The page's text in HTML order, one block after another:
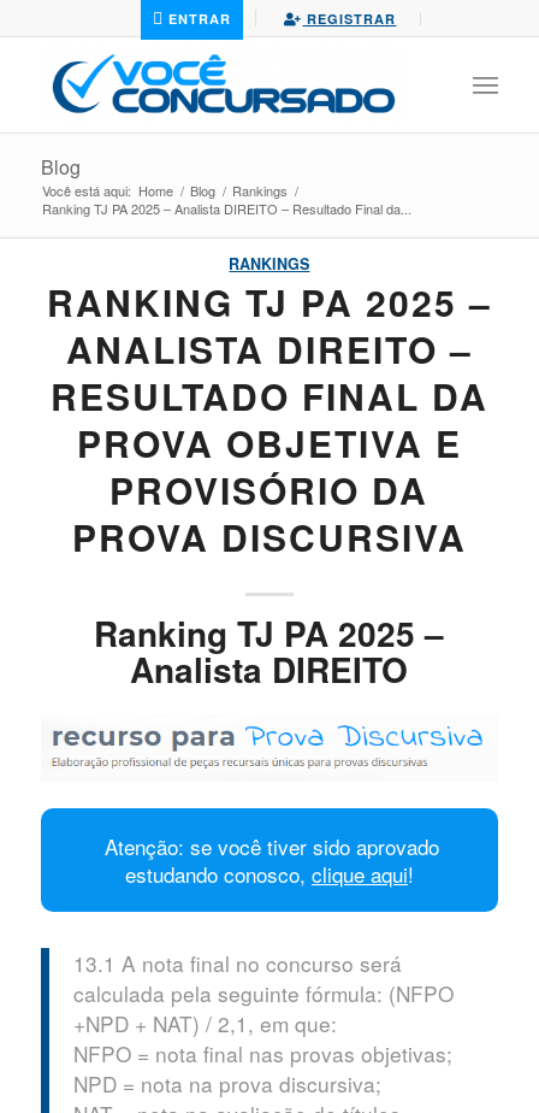
ENTRAR REGISTRAR
Blog
Você está aqui: Home / Blog / Rankings /
Ranking TJ PA 2025 – Analista DIREITO – Resultado Final da...
RANKINGS
RANKING TJ PA 2025 –
ANALISTA DIREITO –
RESULTADO FINAL DA
PROVA OBJETIVA E
PROVISÓRIO DA
PROVA DISCURSIVA
Ranking TJ PA 2025 –
Analista DIREITO
Atenção: se você tiver sido aprovado
estudando conosco, clique aqui!
13.1 A nota final no concurso será
calculada pela seguinte fórmula: (NFPO
+NPD + NAT) / 2,1, em que:
NFPO = nota final nas provas objetivas;
NPD = nota na prova discursiva;